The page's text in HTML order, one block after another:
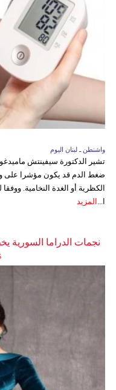
واشنطن ـ لبنان اليوم
تشير الدكتورة سيفينتش
ضغط الدم قد يكون مؤشرا على
الكظرية أو الغدة النخامية.
ا...
المزيد
نجمات الدراما السورية